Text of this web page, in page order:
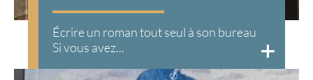
Écrire un roman tout seul à son bureau
Si vous avez...